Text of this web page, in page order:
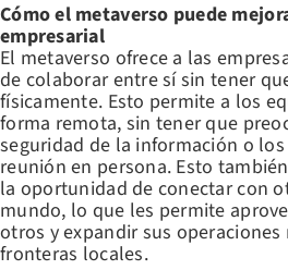
Cómo el metaverso puede
empresarial
El metaverso ofrece a las
de colaborar entre sí sin tener
físicamente. Esto permite a los
forma remota, sin tener que
seguridad de la información o
reunión en persona. Esto
la oportunidad de conectar con
mundo, lo que les permite
otros y expandir sus operaciones
fronteras locales.